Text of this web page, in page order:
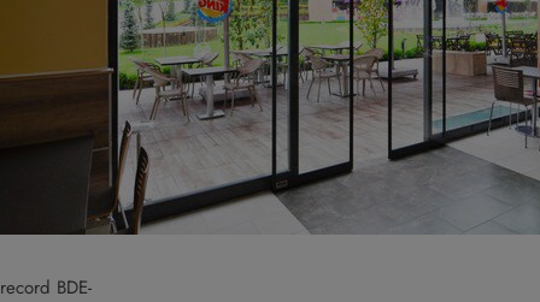
record BDE-